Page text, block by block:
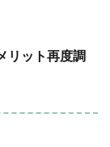
リット再度調